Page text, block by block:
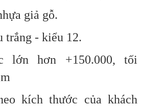
giả gỗ.
trắng - kiểu 12.
lớn hơn +150.000,tối
kích thước của khách